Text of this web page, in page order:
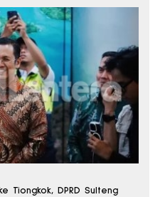
Tiongkok, DPRD Sulteng